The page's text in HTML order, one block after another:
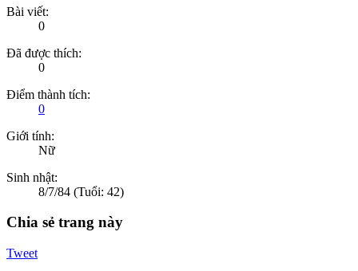
Bài viết:
0
Đã được thích:
0
Điểm thành tích:
0
Giới tính:
Nữ
Sinh nhật:
8/7/84 (Tuổi: 42)
Chia sẻ trang này
Tweet